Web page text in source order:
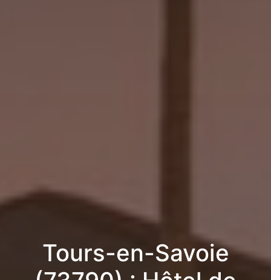
Tours-en-Savoie